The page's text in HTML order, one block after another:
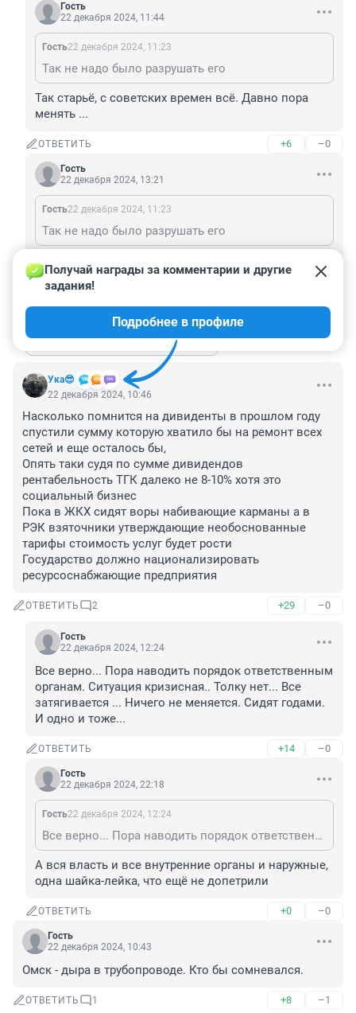
Гость
22 декабря 2024, 11:44
Гость22 декабря 2024, 11:23
Так не надо было разрушать его
Так старьё, с советских времен всё. Давно пора
менять ...
ОТВЕТИТЬ +6 –0
Гость
22 декабря 2024, 13:21
Гость22 декабря 2024, 11:23
Так не надо было разрушать его
А его омичи, что ли, развалили? Пусть Москва и
Питер спонсируют, у них денег много.
ОТВЕТИТЬ +9 –0
Показать ещё 3 ответа
Ука😎
Получай награды за комментарии и другие
задания!
Подробнее в профиле
22 декабря 2024, 10:46
Насколько помнится на дивиденты в прошлом году
спустили сумму которую хватило бы на ремонт всех
сетей и еще осталось бы,
Опять таки судя по сумме дивидендов
рентабельность ТГК далеко не 8-10% хотя это
социальный бизнес
Пока в ЖКХ сидят воры набивающие карманы а в
РЭК взяточники утверждающие необоснованные
тарифы стоимость услуг будет рости
Государство должно национализировать
ресурсоснабжающие предприятия
ОТВЕТИТЬ 2 +29 –0
Гость
22 декабря 2024, 12:24
Все верно... Пора наводить порядок ответственным
органам. Ситуация кризисная.. Толку нет... Все
затягивается ... Ничего не меняется. Сидят годами.
И одно и тоже...
ОТВЕТИТЬ +14 –0
Гость
22 декабря 2024, 22:18
Гость22 декабря 2024, 12:24
Все верно... Пора наводить порядок ответственным органам. Ситуация кризисная.. Толку нет... Все затягивается ... Ничего не меняется. Сидят годами. И одно и тоже...
А вся власть и все внутренние органы и наружные,
одна шайка-лейка, что ещё не допетрили
ОТВЕТИТЬ +0 –0
Гость
22 декабря 2024, 10:43
Омск - дыра в трубопроводе. Кто бы сомневался.
ОТВЕТИТЬ 1 +8 –1